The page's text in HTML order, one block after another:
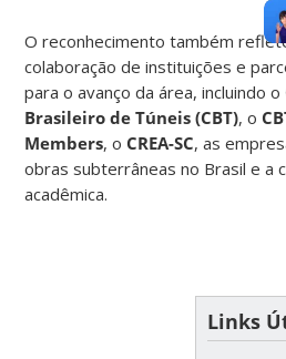
O reconhecimento também
colaboração de instituições e
para o avanço da área, incluindo o
Brasileiro de Túneis (CBT), o
Members, o CREA-SC, as
obras subterrâneas no Brasil e a
acadêmica.
Links